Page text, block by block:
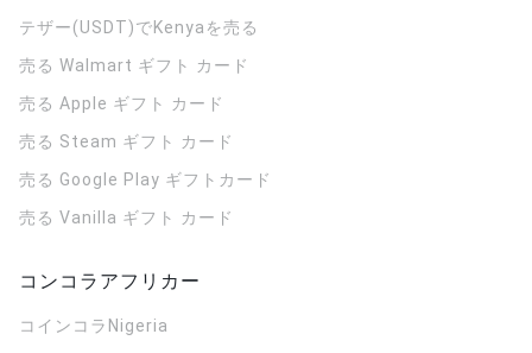
テザー(USDT)でKenyaを売る
売る Walmart ギフト カード
売る Apple ギフト カード
売る Steam ギフト カード
売る Google Play ギフトカード
売る Vanilla ギフト カード
コンコラアフリカー
コインコラ Nigeria